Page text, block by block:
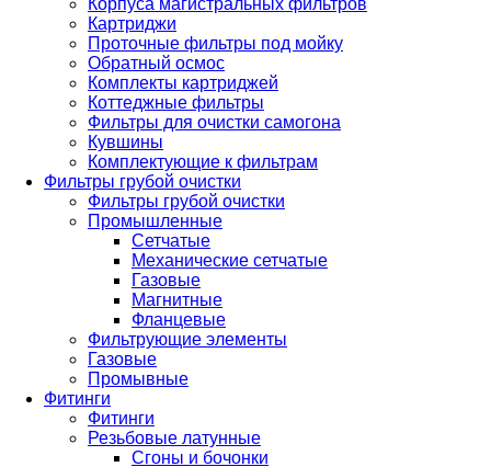
Корпуса магистральных фильтров
Картриджи
Проточные фильтры под мойку
Обратный осмос
Комплекты картриджей
Коттеджные фильтры
Фильтры для очистки самогона
Кувшины
Комплектующие к фильтрам
Фильтры грубой очистки
Фильтры грубой очистки
Промышленные
Сетчатые
Механические сетчатые
Газовые
Магнитные
Фланцевые
Фильтрующие элементы
Газовые
Промывные
Фитинги
Фитинги
Резьбовые латунные
Сгоны и бочонки